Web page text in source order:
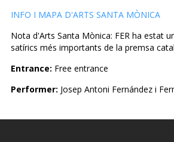
INFO I MAPA D'ARTS SANTA MÒNICA
Nota d'Arts Santa Mònica: FER ha estat
satírics més importants de la premsa
Entrance: Free entrance
Performer: Josep Antoni Fernández i